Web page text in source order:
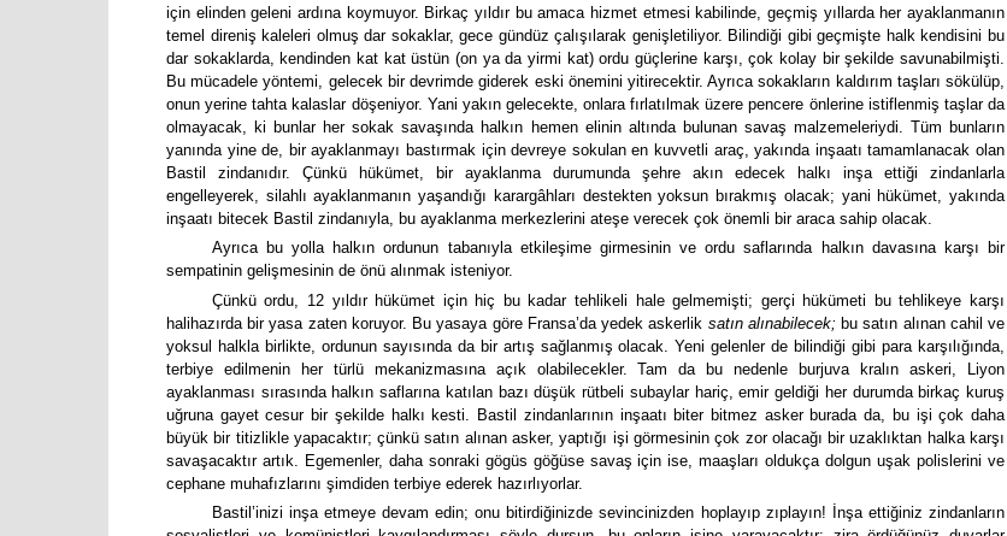
için elinden geleni ardına koymuyor. Birkaç yıldır bu amaca hizmet etmesi kabilinde, geçmiş yıllarda her ayaklanmanın
temel direniş kaleleri olmuş dar sokaklar, gece gündüz çalışılarak genişletiliyor. Bilindiği gibi geçmişte halk kendisini bu
dar sokaklarda, kendinden kat kat üstün (on ya da yirmi kat) ordu güçlerine karşı, çok kolay bir şekilde savunabilmişti.
Bu mücadele yöntemi, gelecek bir devrimde giderek eski önemini yitirecektir. Ayrıca sokakların kaldırım taşları sökülüp,
onun yerine tahta kalaslar döşeniyor. Yani yakın gelecekte, onlara fırlatılmak üzere pencere önlerine istiflenmiş taşlar da
olmayacak, ki bunlar her sokak savaşında halkın hemen elinin altında bulunan savaş malzemeleriydi. Tüm bunların
yanında yine de, bir ayaklanmayı bastırmak için devreye sokulan en kuvvetli araç, yakında inşaatı tamamlanacak olan
Bastil zindanıdır. Çünkü hükümet, bir ayaklanma durumunda şehre akın edecek halkı inşa ettiği zindanlarla
engelleyerek, silahlı ayaklanmanın yaşandığı karargâhları destekten yoksun bırakmış olacak; yani hükümet, yakında
inşaatı bitecek Bastil zindanıyla, bu ayaklanma merkezlerini ateşe verecek çok önemli bir araca sahip olacak.
Ayrıca bu yolla halkın ordunun tabanıyla etkileşime girmesinin ve ordu saflarında halkın davasına karşı bir
sempatinin gelişmesinin de önü alınmak isteniyor.
Çünkü ordu, 12 yıldır hükümet için hiç bu kadar tehlikeli hale gelmemişti; gerçi hükümeti bu tehlikeye karşı
halihazırda bir yasa zaten koruyor. Bu yasaya göre Fransa’da yedek askerlik satın alınabilecek;bu satın alınan cahil ve
yoksul halkla birlikte, ordunun sayısında da bir artış sağlanmış olacak. Yeni gelenler de bilindiği gibi para karşılığında,
terbiye edilmenin her türlü mekanizmasına açık olabilecekler. Tam da bu nedenle burjuva kralın askeri, Liyon
ayaklanması sırasında halkın saflarına katılan bazı düşük rütbeli subaylar hariç, emir geldiği her durumda birkaç kuruş
uğruna gayet cesur bir şekilde halkı kesti. Bastil zindanlarının inşaatı biter bitmez asker burada da, bu işi çok daha
büyük bir titizlikle yapacaktır; çünkü satın alınan asker, yaptığı işi görmesinin çok zor olacağı bir uzaklıktan halka karşı
savaşacaktır artık. Egemenler, daha sonraki gögüs göğüse savaş için ise, maaşları oldukça dolgun uşak polislerini ve
cephane muhafızlarını şimdiden terbiye ederek hazırlıyorlar.
Bastil’inizi inşa etmeye devam edin; onu bitirdiğinizde sevincinizden hoplayıp zıplayın! İnşa ettiğiniz zindanların